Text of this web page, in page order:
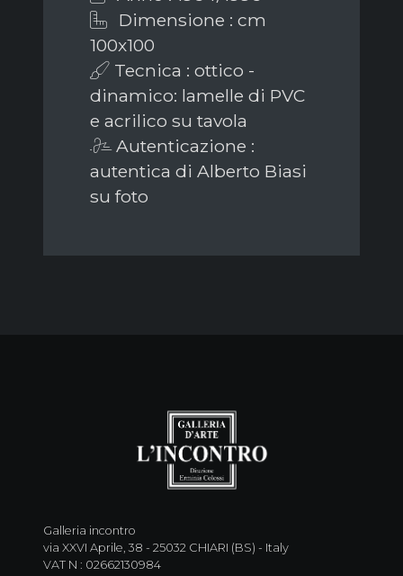
Dimensione : cm
100x100
Tecnica : ottico -
dinamico: lamelle di PVC
e acrilico su tavola
Autenticazione :
autentica di Alberto Biasi
su foto
Galleria incontro
via XXVI Aprile, 38 - 25032 CHIARI (BS) - Italy
VAT N : 02662130984